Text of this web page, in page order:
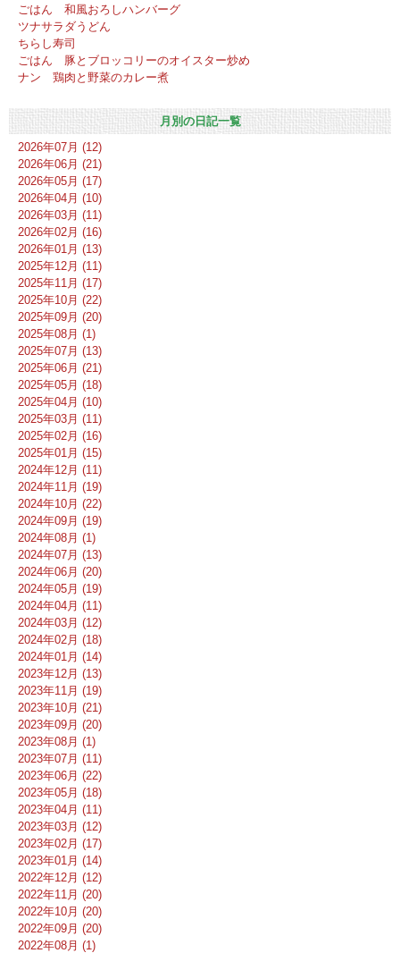
ごはん 和風おろしハンバーグ
ツナサラダうどん
ちらし寿司
ごはん 豚とブロッコリーのオイスター炒め
ナン 鶏肉と野菜のカレー煮
月別の日記一覧
2026年07月 (12)
2026年06月 (21)
2026年05月 (17)
2026年04月 (10)
2026年03月 (11)
2026年02月 (16)
2026年01月 (13)
2025年12月 (11)
2025年11月 (17)
2025年10月 (22)
2025年09月 (20)
2025年08月 (1)
2025年07月 (13)
2025年06月 (21)
2025年05月 (18)
2025年04月 (10)
2025年03月 (11)
2025年02月 (16)
2025年01月 (15)
2024年12月 (11)
2024年11月 (19)
2024年10月 (22)
2024年09月 (19)
2024年08月 (1)
2024年07月 (13)
2024年06月 (20)
2024年05月 (19)
2024年04月 (11)
2024年03月 (12)
2024年02月 (18)
2024年01月 (14)
2023年12月 (13)
2023年11月 (19)
2023年10月 (21)
2023年09月 (20)
2023年08月 (1)
2023年07月 (11)
2023年06月 (22)
2023年05月 (18)
2023年04月 (11)
2023年03月 (12)
2023年02月 (17)
2023年01月 (14)
2022年12月 (12)
2022年11月 (20)
2022年10月 (20)
2022年09月 (20)
2022年08月 (1)